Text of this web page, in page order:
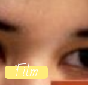
Film